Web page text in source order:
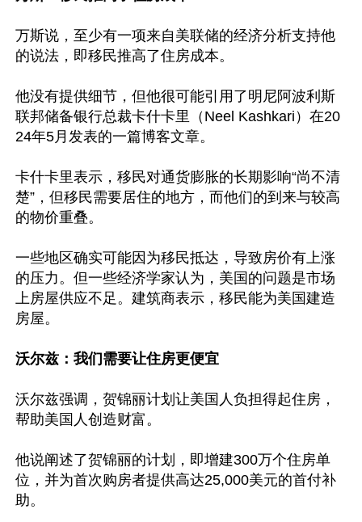
万斯说，至少有一项来自美联储的经济分析支持他
的说法，即移民推高了住房成本。
他没有提供细节，但他很可能引用了明尼阿波利斯
联邦储备银行总裁卡什卡里（Neel Kashkari）在20
24年5月发表的一篇博客文章。
卡什卡里表示，移民对通货膨胀的长期影响“尚不清
楚”，但移民需要居住的地方，而他们的到来与较高
的物价重叠。
一些地区确实可能因为移民抵达，导致房价有上涨
的压力。但一些经济学家认为，美国的问题是市场
上房屋供应不足。建筑商表示，移民能为美国建造
房屋。
沃尔兹：我们需要让住房更便宜
沃尔兹强调，贺锦丽计划让美国人负担得起住房，
帮助美国人创造财富。
他说阐述了贺锦丽的计划，即增建300万个住房单
位，并为首次购房者提供高达25,000美元的首付补
助。